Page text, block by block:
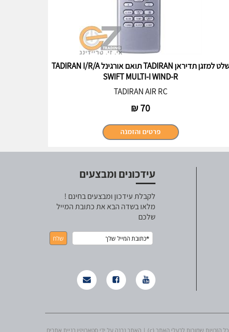
שלט למזגן תדיראן TADIRAN תואם אורגינל TADIRAN I/R/A
SWIFT MULTI-I WIND-R
TADIRAN AIR RC
70
₪
עידכונים ומבצעים
לקבלת עידכון ומבצעים בחינם !
מלאו בשדה הבא את כתובת המייל
שלכם
כל הזכויות שמורות לבעלי האתר (c) | האתר נבנה על ידי סטארויזין בניית אתרים